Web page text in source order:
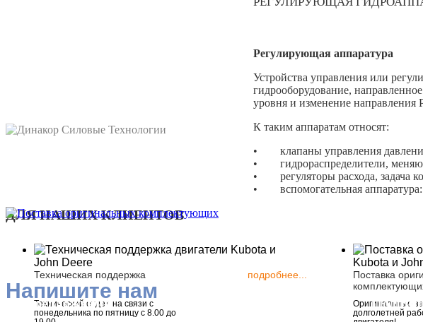
Регулирующая аппаратура
Устройства управления или
гидрооборудование,
уровня и изменение направления
К таким аппаратам относят:
• клапаны управления
• гидрораспределители,
• регуляторы расхода, задача
• вспомогательная
ДЛЯ НАШИХ КЛИЕНТОВ
Техническая поддержка
Технический отдел на связи с
понедельника по пятницу с 8.00 до
подробнее...
Поставка
Оригинальные
долголетней
Напишите нам
Все предложения